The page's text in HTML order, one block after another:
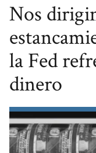
Nos
la Fed
dinero